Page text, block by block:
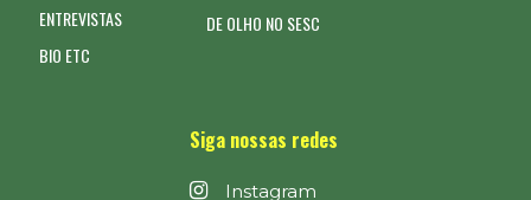
ENTREVISTAS
BIO ETC
DE OLHO NO SESC
Siga nossas redes
Instagram